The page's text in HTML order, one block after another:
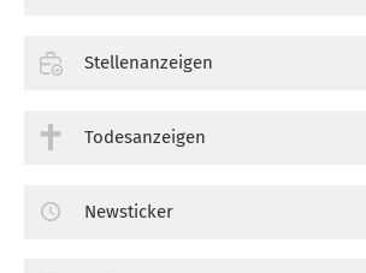
Stellenanzeigen
Todesanzeigen
Newsticker